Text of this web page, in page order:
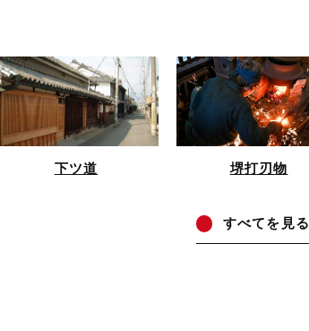
下ツ道 堺打刃物
すべてを見る